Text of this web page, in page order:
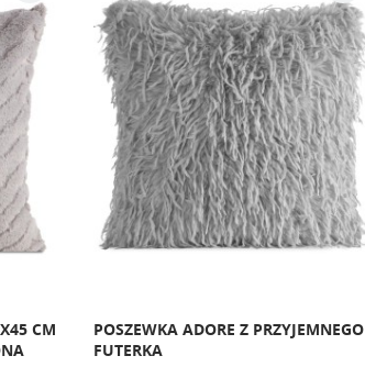
CM
POSZEWKA ADORE Z PRZYJEMNEGO
FUTERKA